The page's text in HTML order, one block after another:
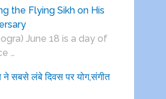
the Flying Sikh on His
June 18 is a day of
…
ने सबसे लंबे दिवस पर योग,संगीत